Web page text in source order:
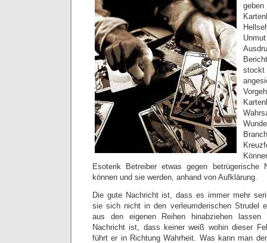
geben
Esoterik Betreiber etwas gegen betrügerische
können und sie werden, anhand von Aufklärung.
Die gute Nachricht ist, dass es immer mehr
sie sich nicht in den verleumderischen Strudel
aus den eigenen Reihen hinabziehen
Nachricht ist, dass keiner weiß wohin dieser
führt er in Richtung Wahrheit. Was kann man